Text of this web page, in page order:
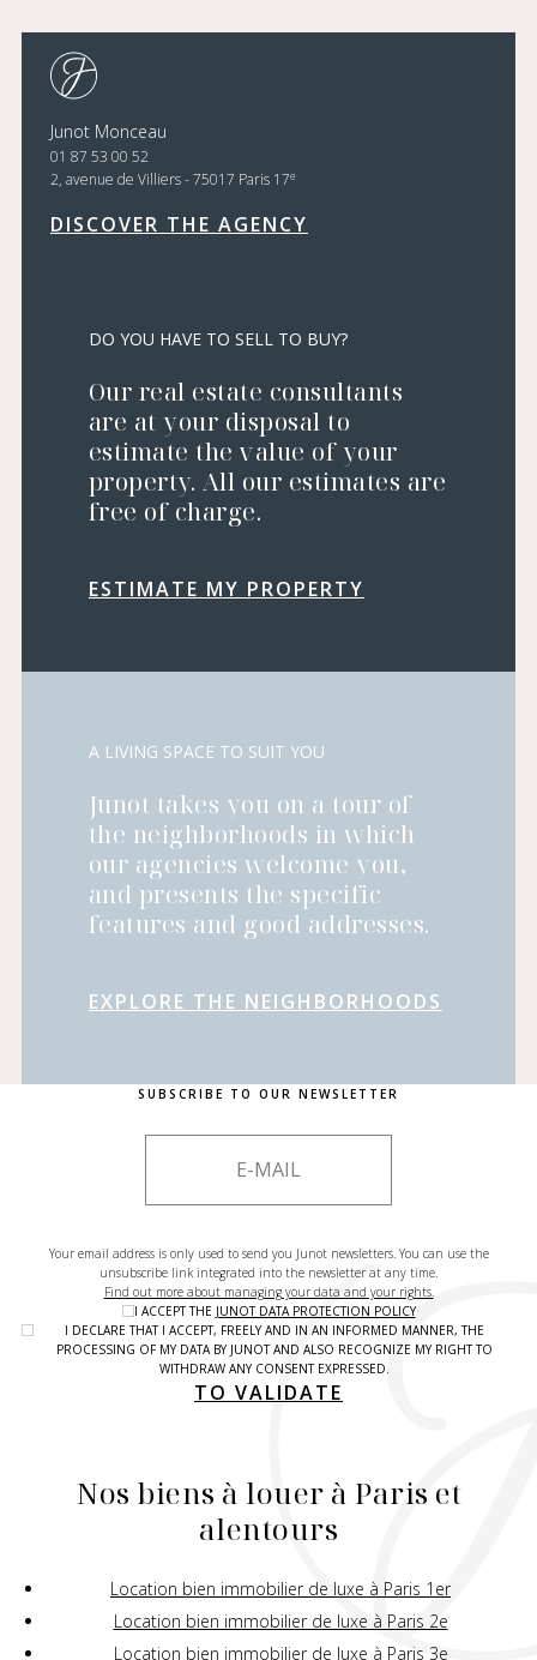
Junot Monceau
01 87 53 00 52
2, avenue de Villiers - 75017 Paris 17e
DISCOVER THE AGENCY
DO YOU HAVE TO SELL TO BUY?
Our real estate consultants
are at your disposal to
estimate the value of your
property. All our estimates are
free of charge.
ESTIMATE MY PROPERTY
A LIVING SPACE TO SUIT YOU
Junot takes you on a tour of
the neighborhoods in which
our agencies welcome you,
and presents the specific
features and good addresses.
EXPLORE THE NEIGHBORHOODS
SUBSCRIBE TO OUR NEWSLETTER
Your email address is only used to send you Junot newsletters. You can use the
unsubscribe link integrated into the newsletter at any time.
Find out more about managing your data and your rights.
I ACCEPT THE JUNOT DATA PROTECTION POLICY
I DECLARE THAT I ACCEPT, FREELY AND IN AN INFORMED MANNER, THE
PROCESSING OF MY DATA BY JUNOT AND ALSO RECOGNIZE MY RIGHT TO
WITHDRAW ANY CONSENT EXPRESSED.
TO VALIDATE
Nos biens à louer à Paris et
alentours
Location bien immobilier de luxe à Paris 1er
Location bien immobilier de luxe à Paris 2e
Location bien immobilier de luxe à Paris 3e